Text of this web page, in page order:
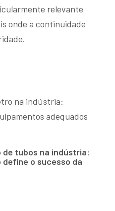
relevante
onde a continuidade
na indústria:
adequados
tubos na indústria:
o sucesso da